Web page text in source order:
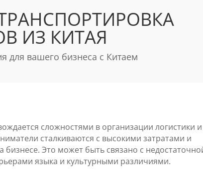
ИЗ КИТАЯ
для вашего бизнеса с Китаем
сложностями в организации логистики и
сталкиваются с высокими затратами и
бизнесе. Это может быть связано с
языка и культурными различиями.